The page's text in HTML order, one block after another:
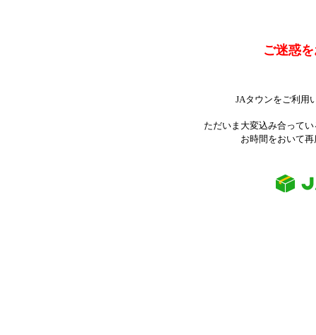
ご迷惑
JAタウンをご利用
ただいま大変込み合って
お時間をおいて